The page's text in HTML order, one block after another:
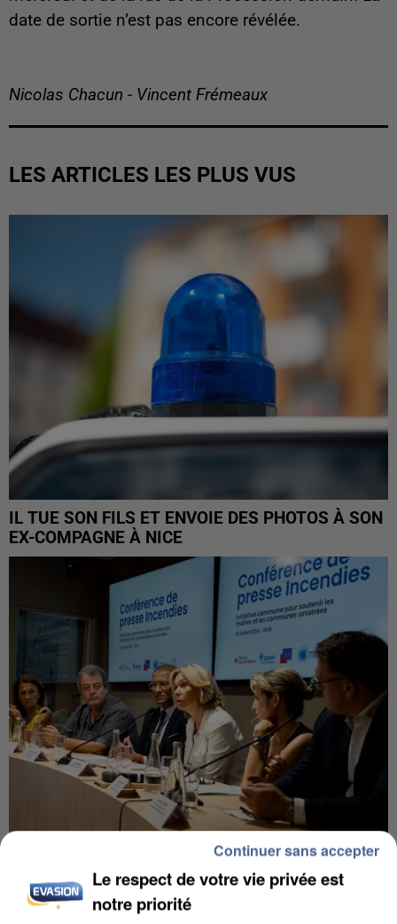
date de sortie n’est pas encore révélée.
Nicolas Chacun - Vincent Frémeaux
LES ARTICLES LES PLUS VUS
IL TUE SON FILS ET ENVOIE DES PHOTOS À SON
EX-COMPAGNE À NICE
INCENDIES : L’ÎLE-DE-FRANCE LANCE UN ÉLAN
DE SOLIDARITÉ AVEC LES...
Le respect de votre vie privée est
notre priorité
Continuer sans accepter